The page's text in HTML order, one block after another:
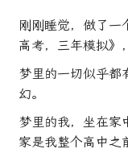
刚刚睡觉，做了一
高考，三年模拟》
梦里的一切似乎都
幻。
梦里的我，坐在家
家是我整个高中